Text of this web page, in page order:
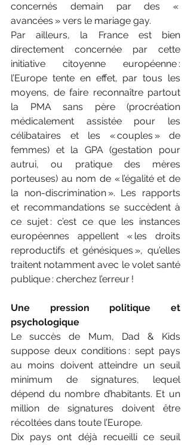
concernés demain par des «
avancées » vers le mariage gay.
Par ailleurs, la France est bien
directement concernée par cette
initiative citoyenne européenne :
l’Europe tente en effet, par tous les
moyens, de faire reconnaître partout
la PMA sans père (procréation
médicalement assistée pour les
célibataires et les « couples » de
femmes) et la GPA (gestation pour
autrui, ou pratique des mères
porteuses) au nom de « l’égalité et de
la non-discrimination ». Les rapports
et recommandations se succèdent à
ce sujet : c’est ce que les instances
européennes appellent « les droits
reproductifs et génésiques », qu’elles
traitent notamment avec le volet santé
publique : cherchez l’erreur !
Une pression politique et
psychologique
Le succès de Mum, Dad & Kids
suppose deux conditions : sept pays
au moins doivent atteindre un seuil
minimum de signatures, lequel
dépend du nombre d’habitants. Et un
million de signatures doivent être
récoltées dans toute l’Europe.
Dix pays ont déjà recueilli ce seuil